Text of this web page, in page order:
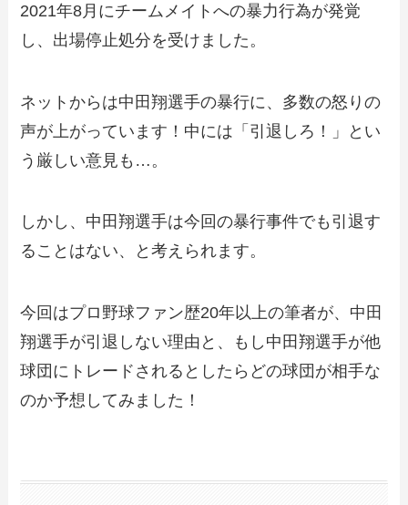
2021年8月にチームメイトへの暴力行為が発覚
し、出場停止処分を受けました。
ネットからは中田翔選手の暴行に、多数の怒りの
声が上がっています！中には「引退しろ！」とい
う厳しい意見も…。
しかし、中田翔選手は今回の暴行事件でも引退す
ることはない、と考えられます。
今回はプロ野球ファン歴20年以上の筆者が、中田
翔選手が引退しない理由と、もし中田翔選手が他
球団にトレードされるとしたらどの球団が相手な
のか予想してみました！